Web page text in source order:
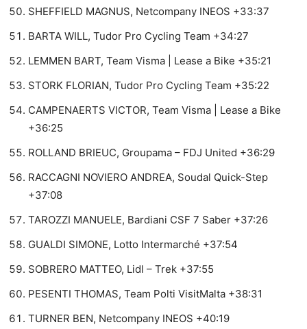
SHEFFIELD MAGNUS, Netcompany INEOS +33:37
BARTA WILL, Tudor Pro Cycling Team +34:27
LEMMEN BART, Team Visma | Lease a Bike +35:21
STORK FLORIAN, Tudor Pro Cycling Team +35:22
CAMPENAERTS VICTOR, Team Visma | Lease a Bike
+36:25
ROLLAND BRIEUC, Groupama – FDJ United +36:29
RACCAGNI NOVIERO ANDREA, Soudal Quick-Step
+37:08
TAROZZI MANUELE, Bardiani CSF 7 Saber +37:26
GUALDI SIMONE, Lotto Intermarché +37:54
SOBRERO MATTEO, Lidl – Trek +37:55
PESENTI THOMAS, Team Polti VisitMalta +38:31
TURNER BEN, Netcompany INEOS +40:19